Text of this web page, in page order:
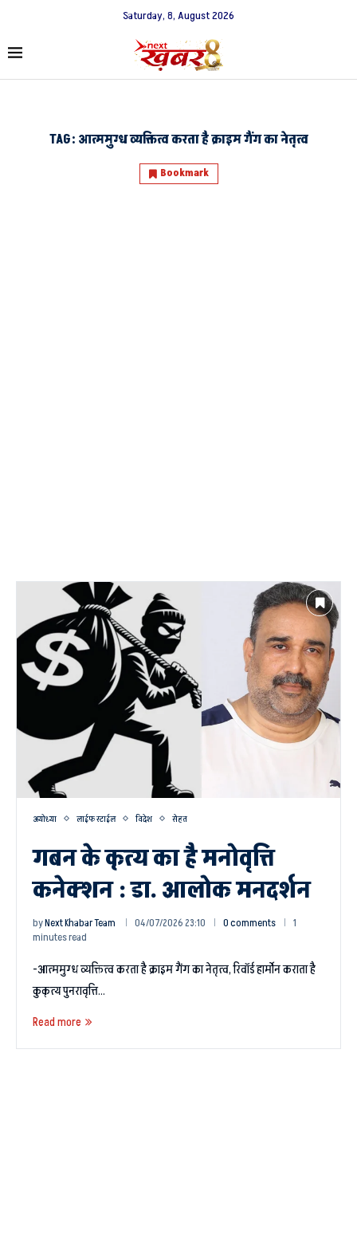
Saturday, 8, August 2026
TAG: आत्ममुग्ध व्यक्तित्व करता है क्राइम गैंग का नेतृत्व
Bookmark
अयोध्या लाईफ स्टाईल विदेश सेहत
गबन के कृत्य का है मनोवृत्ति
कनेक्शन : डा. आलोक मनदर्शन
byNext Khabar Team 04/07/2026 23:10 0 comments
1
minutes read
-आत्ममुग्ध व्यक्तित्व करता है क्राइम गैंग का नेतृत्व, रिवॉर्ड हार्मोन कराता है
कुकृत्य पुनरावृत्ति…
Read more